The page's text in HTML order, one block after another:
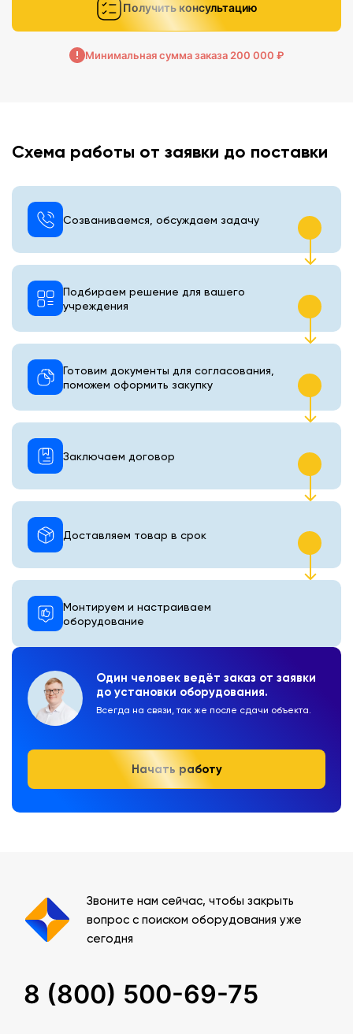
Получить консультацию
Минимальная сумма заказа 200 000 ₽
Схема работы от заявки до поставки
Один человек ведёт заказ от заявки
до установки оборудования.
Всегда на связи, так же после сдачи объекта.
Начать работу
Созваниваемся, обсуждаем задачу
Подбираем решение для вашего
учреждения
Готовим документы для согласования,
поможем оформить закупку
Монтируем и настраиваем
оборудование
Доставляем товар в срок
Заключаем договор
Звоните нам сейчас, чтобы закрыть
вопрос с поиском оборудования уже
сегодня
8 (800) 500-69-75